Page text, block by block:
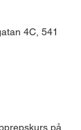
4C, 541
på